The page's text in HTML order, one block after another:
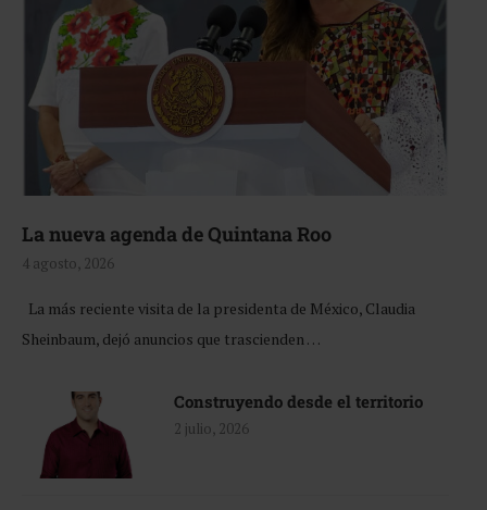
La nueva agenda de Quintana Roo
4 agosto, 2026
La más reciente visita de la presidenta de México, Claudia
Sheinbaum, dejó anuncios que trascienden …
Construyendo desde el territorio
2 julio, 2026